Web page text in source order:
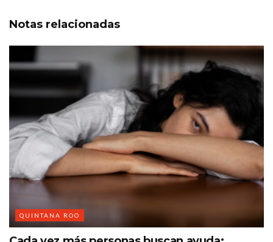
Notas relacionadas
QUINTANA ROO